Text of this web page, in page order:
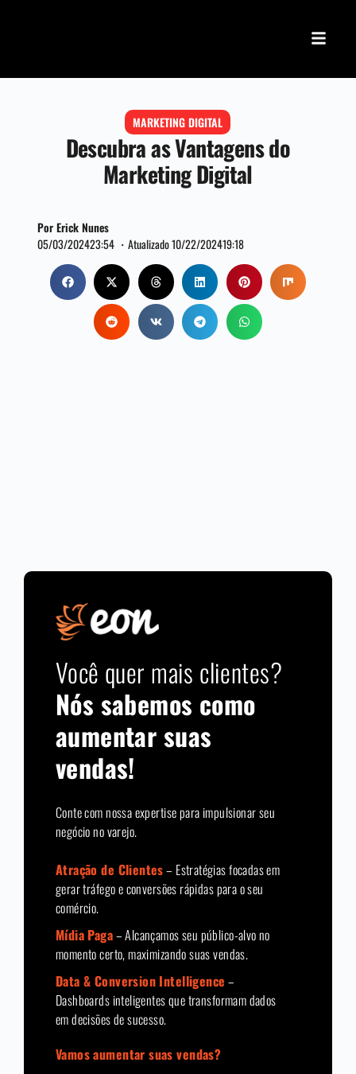
MARKETING DIGITAL
Descubra as Vantagens do
Marketing Digital
Por Erick Nunes
05/03/202423:54 ・ Atualizado 10/22/202419:18
Você quer mais clientes?
Nós sabemos como
aumentar suas
vendas!
Conte com nossa expertise para impulsionar seu
negócio no varejo.
Atração de Clientes– Estratégias focadas em
gerar tráfego e conversões rápidas para o seu
comércio.
Mídia Paga– Alcançamos seu público-alvo no
momento certo, maximizando suas vendas.
Data & Conversion Intelligence –
Dashboards inteligentes que transformam dados
em decisões de sucesso.
Vamos aumentar suas vendas?